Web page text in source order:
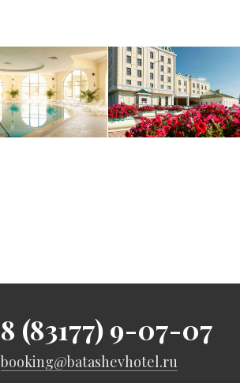
8 (83177) 9-07-07
booking@batashevhotel.ru